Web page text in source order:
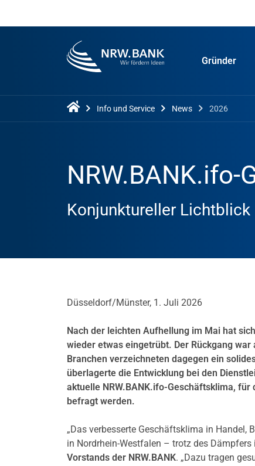
Gründer
Info und Service News 2026
Konjunktureller
Düsseldorf/Münster, 1. Juli 2026
Nach der leichten Aufhellung im Mai hat
wieder etwas eingetrübt. Der Rückgang
Branchen verzeichneten dagegen ein
überlagerte die Entwicklung bei den
aktuelle NRW.BANK.ifo-Geschäftsklima,
befragt werden.
„Das verbesserte Geschäftsklima in
in Nordrhein-Westfalen – trotz des
Vorstands der NRW.BANK. „Dazu tragen